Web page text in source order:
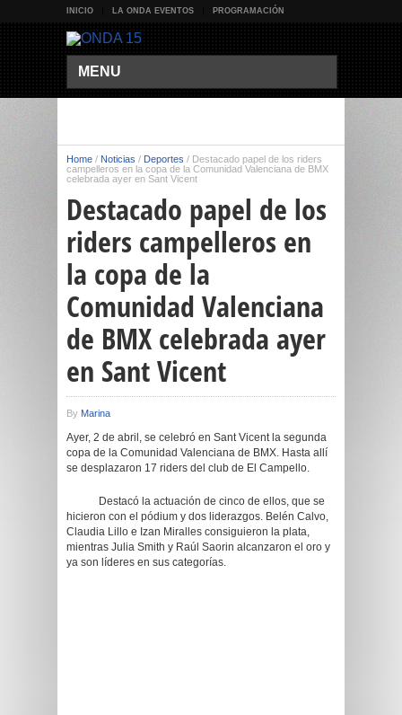
INICIO LA ONDA EVENTOS PROGRAMACIÓN
MENU
Home / Noticias / Deportes / Destacado papel de los riders
campelleros en la copa de la Comunidad Valenciana de BMX
celebrada ayer en Sant Vicent
Destacado papel de los
riders campelleros en
la copa de la
Comunidad Valenciana
de BMX celebrada ayer
en Sant Vicent
By Marina
Ayer, 2 de abril, se celebró en Sant Vicent la segunda
copa de la Comunidad Valenciana de BMX. Hasta allí
se desplazaron 17 riders del club de El Campello.
Destacó la actuación de cinco de ellos, que se
hicieron con el pódium y dos liderazgos. Belén Calvo,
Claudia Lillo e Izan Miralles consiguieron la plata,
mientras Julia Smith y Raúl Saorin alcanzaron el oro y
ya son líderes en sus categorías.